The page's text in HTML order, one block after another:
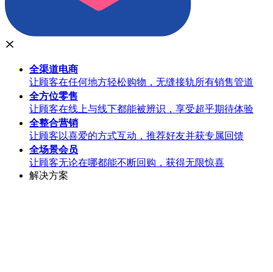
全渠道电商
让顾客在任何地方轻松购物，无缝接轨所有销售管道
全方位零售
让顾客在线上与线下都能被辨识，享受超乎期待体验
全整合营销
让顾客以喜爱的方式互动，推荐好友并获专属回馈
全场景会员
让顾客无论在哪都能不断回购，获得无限惊喜
解决方案